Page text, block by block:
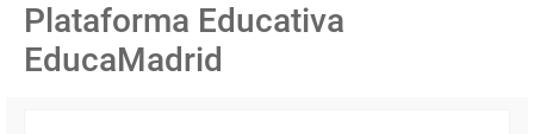
Plataforma Educativa
EducaMadrid